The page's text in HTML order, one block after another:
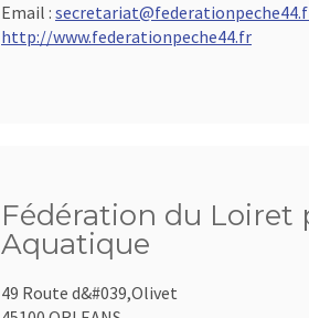
Email :
http://www.federationpeche44.fr
Fédération du Loiret
Aquatique
49 Route d&#039,Olivet